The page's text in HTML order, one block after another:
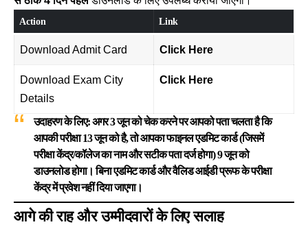
Action Link
Download Admit Card Click Here
Download Exam City
Details
Click Here
उदाहरण के लिए:अगर 3 जून को चेक करने पर आपको पता चलता है कि
आपकी परीक्षा 13 जून को है, तो आपका फाइनल एडमिट कार्ड (जिसमें
परीक्षा केंद्र/कॉलेज का नाम और सटीक पता दर्ज होगा)9 जूनको
डाउनलोड होगा। बिना एडमिट कार्ड और वैलिड आईडी प्रूफ के परीक्षा
केंद्र में प्रवेश नहीं दिया जाएगा।
आगे की राह और उम्मीदवारों के लिए सलाह